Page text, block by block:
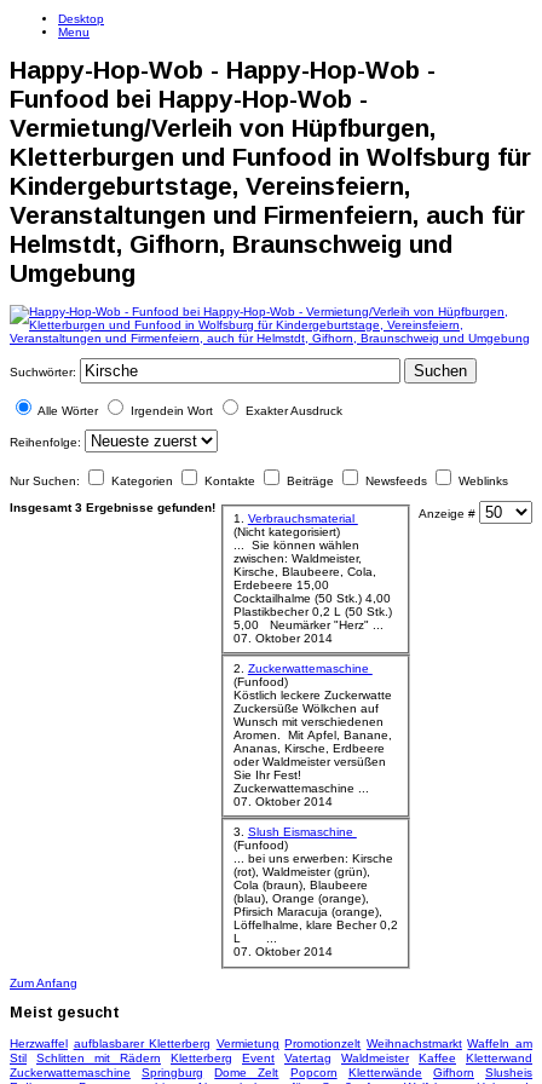
Desktop
Menu
Happy-Hop-Wob - Happy-Hop-Wob -
Funfood bei Happy-Hop-Wob -
Vermietung/Verleih von Hüpfburgen,
Kletterburgen und Funfood in Wolfsburg für
Kindergeburtstage, Vereinsfeiern,
Veranstaltungen und Firmenfeiern, auch für
Helmstdt, Gifhorn, Braunschweig und
Umgebung
Suchwörter: Suchen
Alle Wörter Irgendein Wort Exakter Ausdruck
Reihenfolge:
Nur Suchen: Kategorien Kontakte Beiträge Newsfeeds Weblinks
Insgesamt 3 Ergebnisse gefunden! Anzeige #
1. Verbrauchsmaterial
(Nicht kategorisiert)
zwischen: Waldmeister,
Kirsche , Blaubeere, Cola,
Erdebeere 15,00
Cocktailhalme (50 Stk.) 4,00
Plastikbecher 0,2 L (50 Stk.)
5,00 Neumärker "Herz" ...
07. Oktober 2014
2. Zuckerwattemaschine
(Funfood)
Köstlich leckere Zuckerwatte
Zuckersüße Wölkchen auf
Wunsch mit verschiedenen
Aromen. Mit Apfel, Banane,
Ananas, Kirsche , Erdbeere
oder Waldmeister versüßen
Sie Ihr Fest!
Zuckerwattemaschine ...
07. Oktober 2014
3. Slush Eismaschine
(Funfood)
... bei uns erwerben: Kirsche
(rot), Waldmeister (grün),
Cola (braun), Blaubeere
(blau), Orange (orange),
Pfirsich Maracuja (orange),
Löffelhalme, klare Becher 0,2
07. Oktober 2014
Zum Anfang
Meist gesucht
Herzwaffel aufblasbarer Kletterberg Vermietung Promotionzelt Weihnachstmarkt Waffeln am
Stil
Schlitten mit Rädern Kletterberg Event Vatertag Waldmeister Kaffee
Kletterwand
Zuckerwattemaschine
Springburg Dome Zelt Popcorn Kletterwände Gifhorn
Slusheis